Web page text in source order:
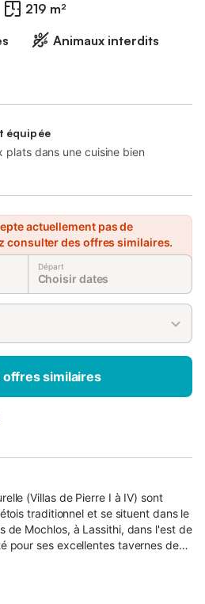
219 m²
Animaux interdits
équipée
plats dans une cuisine bien
actuellement pas de
consulter des offres similaires.
Départ
Choisir dates
offres similaires
(Villas de Pierre I à IV) sont
traditionnel et se situent dans le
de Mochlos, à Lassithi, dans l'est de
pour ses excellentes tavernes de